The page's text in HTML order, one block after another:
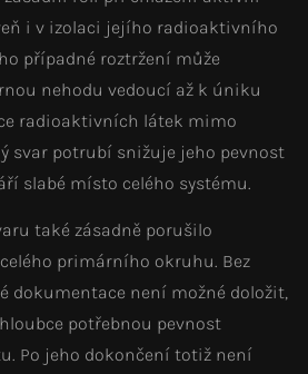
i v izolaci jejího radioaktivního
případné roztržení může
nehodu vedoucí až k úniku
radioaktivních látek mimo
svar potrubí snižuje jeho pevnost
slabé místo celého systému.
také zásadně porušilo
primárního okruhu. Bez
dokumentace není možné doložit,
potřebnou pevnost
Po jeho dokončení totiž není